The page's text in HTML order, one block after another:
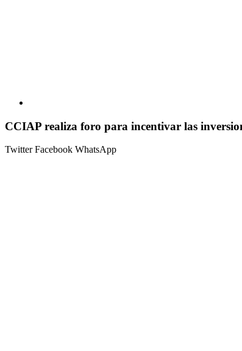
CCIAP realiza foro para incentivar las
TwitterFacebook WhatsApp